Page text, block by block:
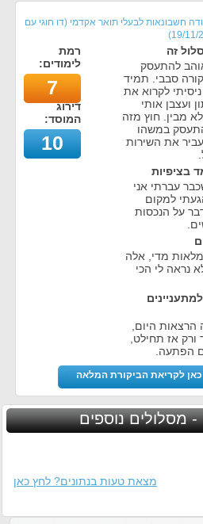
חשבונאות לבעלי תואר אקדמי (דו חוגי עם
19/11/
)
זה
להתעסק
סבבי. תמיד
לקרוא את
ועצבן אותי
מבין. חוץ מזה
במשהו
את השירות
בציפיות
עברתי אני
למקום
על הנכסות
מדי, אלה
נראה לי הכי
היום,
אז תחילט,
הפתעה.
רמת
לימודים:
7
דירוג
המוסד:
10
כאן לקריאת הביקורת המלאה
- מסלולים נוספים
מצאת טעות בנתונים? לחץ כאן